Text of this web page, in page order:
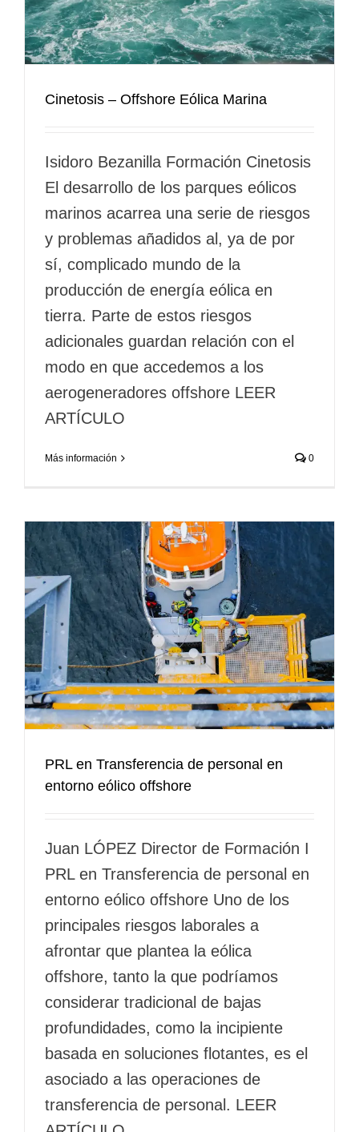
Cinetosis – Offshore Eólica Marina
Isidoro Bezanilla Formación Cinetosis
El desarrollo de los parques eólicos
marinos acarrea una serie de riesgos
y problemas añadidos al, ya de por
sí, complicado mundo de la
producción de energía eólica en
tierra. Parte de estos riesgos
adicionales guardan relación con el
modo en que accedemos a los
aerogeneradores offshore LEER
ARTÍCULO
Más información 0
PRL en Transferencia de personal en
entorno eólico offshore
Juan LÓPEZ Director de Formación I
PRL en Transferencia de personal en
entorno eólico offshore Uno de los
principales riesgos laborales a
afrontar que plantea la eólica
offshore, tanto la que podríamos
considerar tradicional de bajas
profundidades, como la incipiente
basada en soluciones flotantes, es el
asociado a las operaciones de
transferencia de personal. LEER